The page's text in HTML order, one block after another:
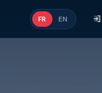
FR EN